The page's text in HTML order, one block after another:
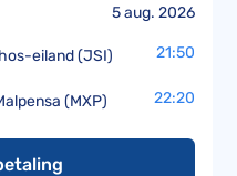
5 aug. 2026
eiland (JSI) 21:50
(MXP) 22:20